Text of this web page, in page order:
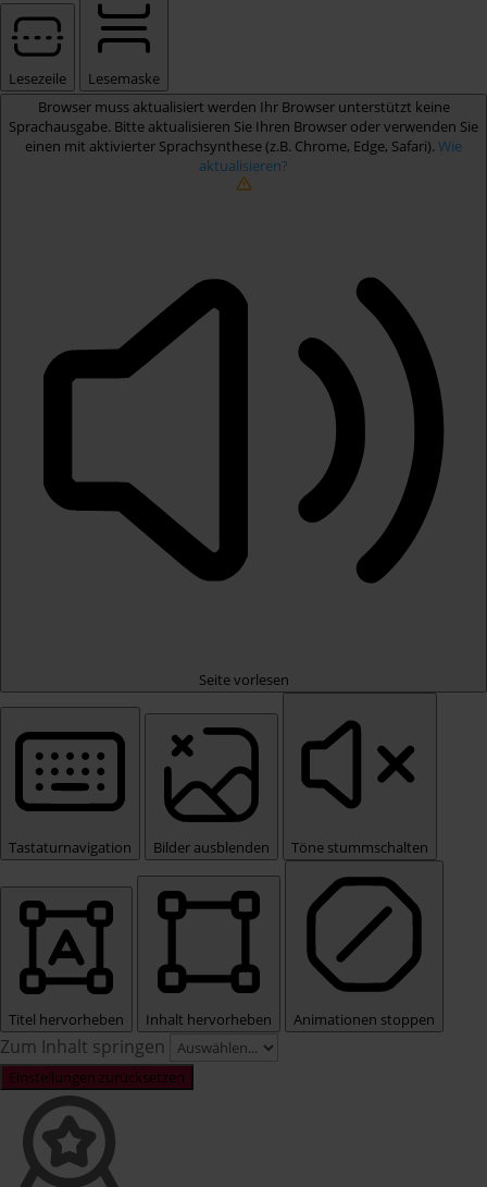
Lesezeile
Lesemaske
Browser muss aktualisiert werden Ihr Browser unterstützt keine
Sprachausgabe. Bitte aktualisieren Sie Ihren Browser oder verwenden Sie
einen mit aktivierter Sprachsynthese (z.B. Chrome, Edge, Safari). Wie
aktualisieren?
Seite vorlesen
Tastaturnavigation Bilder ausblenden Töne stummschalten
Titel hervorheben Inhalt hervorheben Animationen stoppen
Zum Inhalt springen
Einstellungen zurücksetzen